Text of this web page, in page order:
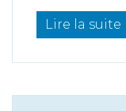
Lire la suite